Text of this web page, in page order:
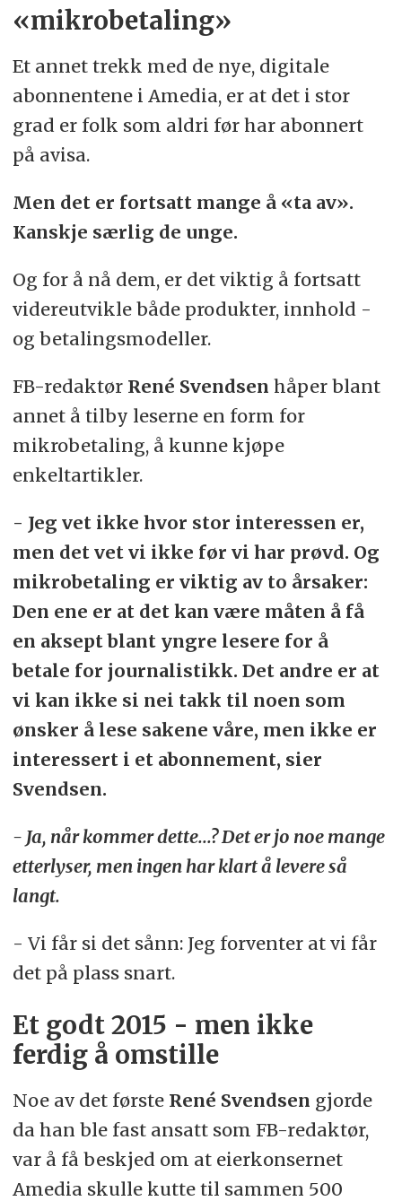
«mikrobetaling»
Et annet trekk med de nye, digitale
abonnentene i Amedia, er at det i stor
grad er folk som aldri før har abonnert
på avisa.
Men det er fortsatt mange å «ta av».
Kanskje særlig de unge.
Og for å nå dem, er det viktig å fortsatt
videreutvikle både produkter, innhold -
og betalingsmodeller.
FB-redaktør René Svendsen håper blant
annet å tilby leserne en form for
mikrobetaling, å kunne kjøpe
enkeltartikler.
- Jeg vet ikke hvor stor interessen er,
men det vet vi ikke før vi har prøvd. Og
mikrobetaling er viktig av to årsaker:
Den ene er at det kan være måten å få
en aksept blant yngre lesere for å
betale for journalistikk. Det andre er at
vi kan ikke si nei takk til noen som
ønsker å lese sakene våre, men ikke er
interessert i et abonnement, sier
Svendsen.
- Ja, når kommer dette...? Det er jo noe mange
etterlyser, men ingen har klart å levere så
langt.
- Vi får si det sånn: Jeg forventer at vi får
det på plass snart.
Et godt 2015 - men ikke
ferdig å omstille
Noe av det første René Svendsen gjorde
da han ble fast ansatt som FB-redaktør,
var å få beskjed om at eierkonsernet
Amedia skulle kutte til sammen 500